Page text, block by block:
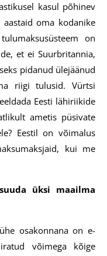
kasul põhinev
oma kodanike
on
et ei Suurbritannia,
pidanud ülejäänud
riigi tulusid. Vürtsi
Eesti lähiriikide
ametis püsivate
Eestil on võimalus
kui me
üksi maailma
osakonnana on e-
võimega kõige